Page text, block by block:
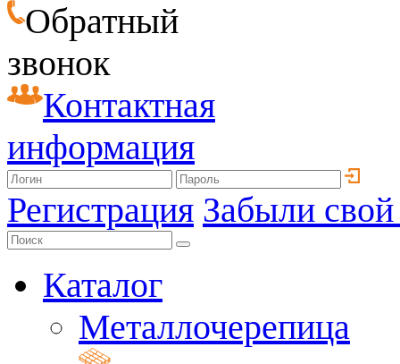
Обратный
звонок
Контактная
информация
Регистрация Забыли
Каталог
Металлочерепица